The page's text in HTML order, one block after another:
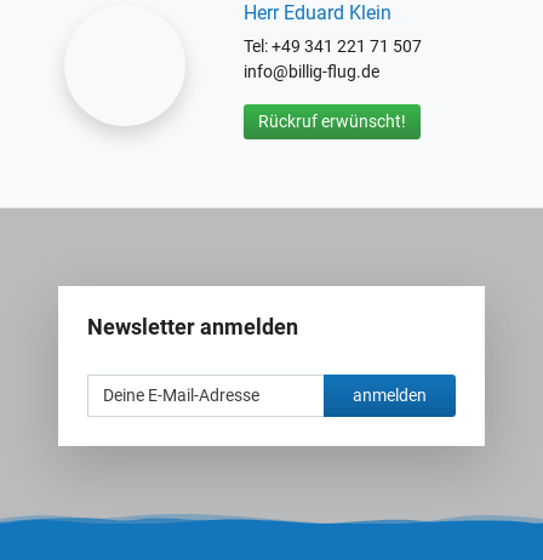
Herr Eduard Klein
Tel: +49 341 221 71 507
info@billig-flug.de
Rückruf erwünscht!
Newsletter anmelden
anmelden